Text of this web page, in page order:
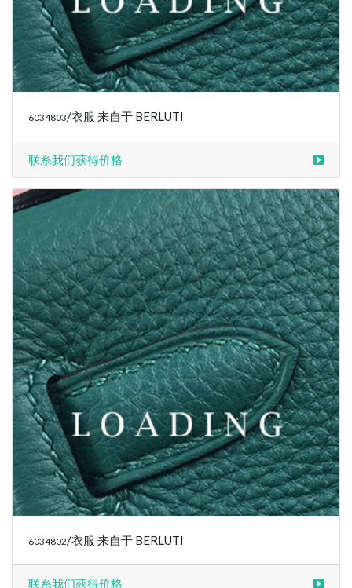
6034833/衣服 来自于 BERLUTI
联系我们获得价格